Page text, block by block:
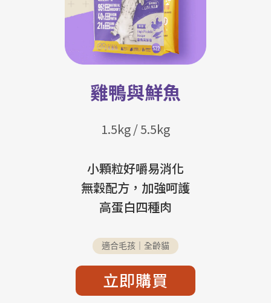
雞鴨與鮮魚
1.5kg / 5.5kg
小顆粒好嚼易消化
無穀配方，加強呵護
高蛋白四種肉
適合毛孩｜全齡貓
立即購買